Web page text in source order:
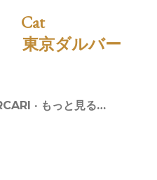
Cat
東京ダルバー
もっと見る…